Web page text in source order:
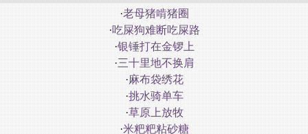
·老母猪啃猪圈
·吃屎狗难断吃屎路
·银锤打在金锣上
·三十里地不换肩
·麻布袋绣花
·挑水骑单车
·草原上放牧
·米粑粑粘砂糖